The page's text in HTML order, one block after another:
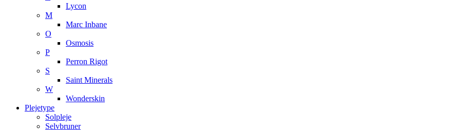
Lycon
M
Marc Inbane
O
Osmosis
P
Perron Rigot
S
Saint Minerals
W
Wonderskin
Plejetype
Solpleje
Selvbruner